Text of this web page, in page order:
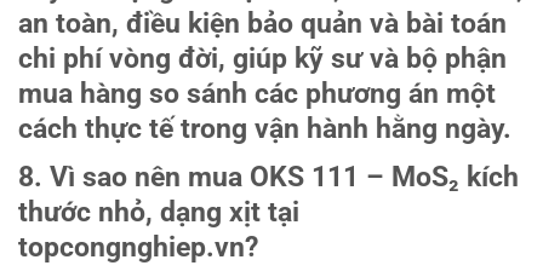
an toàn, điều kiện bảo quản và bài toán
chi phí vòng đời, giúp kỹ sư và bộ phận
mua hàng so sánh các phương án một
cách thực tế trong vận hành hằng ngày.
8. Vì sao nên mua OKS 111 – MoS₂ kích
thước nhỏ, dạng xịt tại
topcongnghiep.vn?